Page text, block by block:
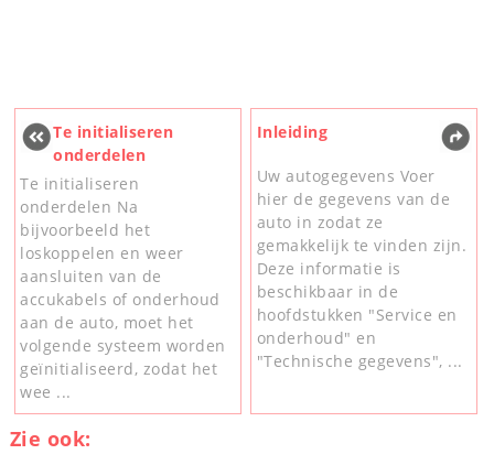
Te initialiseren
onderdelen
Te initialiseren
onderdelen Na
bijvoorbeeld het
loskoppelen en weer
aansluiten van de
accukabels of onderhoud
aan de auto, moet het
volgende systeem worden
geïnitialiseerd, zodat het
wee ...
Inleiding
Uw autogegevens Voer
hier de gegevens van de
auto in zodat ze
gemakkelijk te vinden zijn.
Deze informatie is
beschikbaar in de
hoofdstukken "Service en
onderhoud" en
"Technische gegevens", ...
Zie ook: